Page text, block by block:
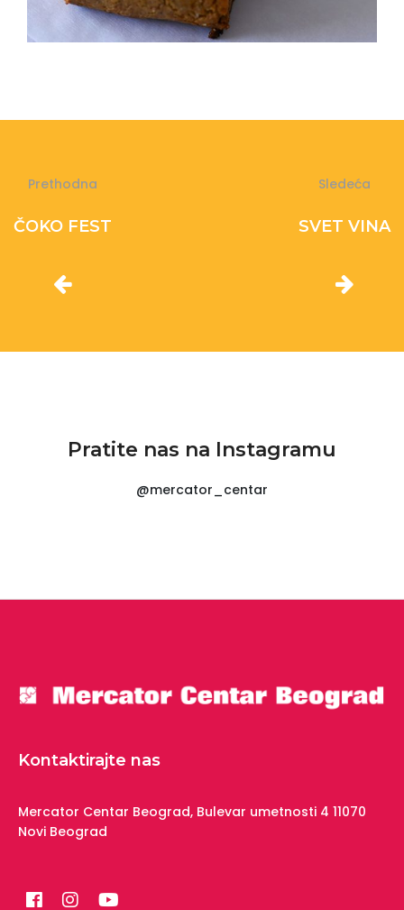
Prethodna
ČOKO FEST
Sledeća
SVET VINA
Pratite nas na Instagramu
@mercator_centar
Kontaktirajte nas
Mercator Centar Beograd, Bulevar umetnosti 4 11070
Novi Beograd